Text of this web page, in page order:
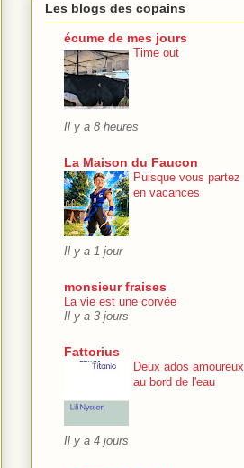
Les blogs des copains
écume de mes jours
Time out
Il y a 8 heures
La Maison du Faucon
Puisque vous partez
en vacances
Il y a 1 jour
monsieur fraises
La vie est une corvée
Il y a 3 jours
Fattorius
Deux ados amoureux
au bord de l'eau
Il y a 4 jours